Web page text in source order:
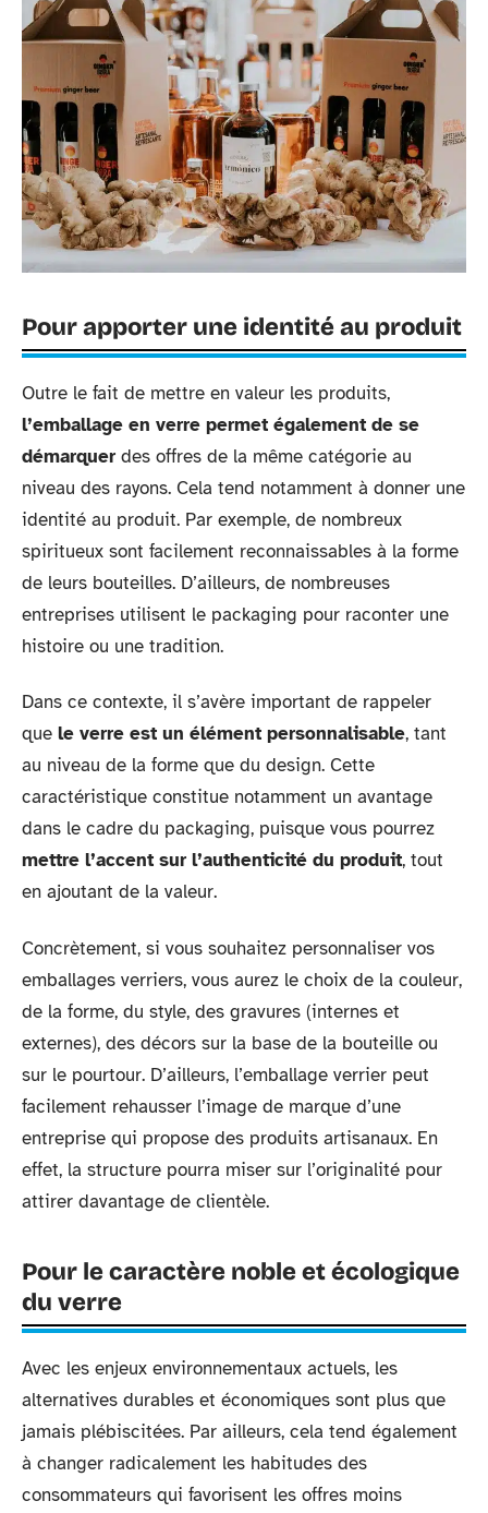
Pour apporter une identité au produit
Outre le fait de mettre en valeur les produits,
l’emballage en verre permet également de se
démarquer des offres de la même catégorie au
niveau des rayons. Cela tend notamment à donner une
identité au produit. Par exemple, de nombreux
spiritueux sont facilement reconnaissables à la forme
de leurs bouteilles. D’ailleurs, de nombreuses
entreprises utilisent le packaging pour raconter une
histoire ou une tradition.
Dans ce contexte, il s’avère important de rappeler
que le verre est un élément personnalisable, tant
au niveau de la forme que du design. Cette
caractéristique constitue notamment un avantage
dans le cadre du packaging, puisque vous pourrez
mettre l’accent sur l’authenticité du produit, tout
en ajoutant de la valeur.
Concrètement, si vous souhaitez personnaliser vos
emballages verriers, vous aurez le choix de la couleur,
de la forme, du style, des gravures (internes et
externes), des décors sur la base de la bouteille ou
sur le pourtour. D’ailleurs, l’emballage verrier peut
facilement rehausser l’image de marque d’une
entreprise qui propose des produits artisanaux. En
effet, la structure pourra miser sur l’originalité pour
attirer davantage de clientèle.
Pour le caractère noble et écologique
du verre
Avec les enjeux environnementaux actuels, les
alternatives durables et économiques sont plus que
jamais plébiscitées. Par ailleurs, cela tend également
à changer radicalement les habitudes des
consommateurs qui favorisent les offres moins